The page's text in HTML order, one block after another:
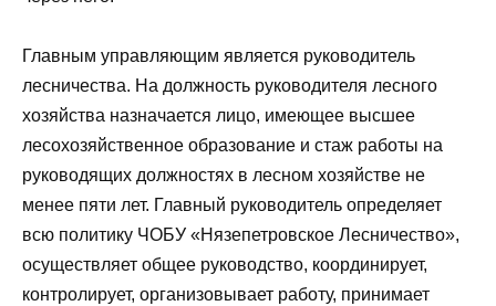
Главным управляющим является руководитель
лесничества. На должность руководителя лесного
хозяйства назначается лицо, имеющее высшее
лесохозяйственное образование и стаж работы на
руководящих должностях в лесном хозяйстве не
менее пяти лет. Главный руководитель определяет
всю политику ЧОБУ «Нязепетровское Лесничество»,
осуществляет общее руководство, координирует,
контролирует, организовывает работу, принимает